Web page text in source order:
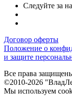
Следуйте за
Договор оферты
Положение о
и защите
Все права
©2010-2026
Мы используем